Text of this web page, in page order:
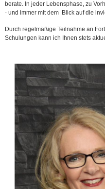
berate. In jeder Lebensphase, zu
- und immer mit dem Blick auf die
Durch regelmäßige Teilnahme an
Schulungen kann ich Ihnen stets